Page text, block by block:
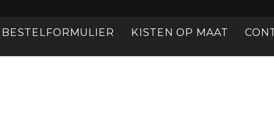
BESTELFORMULIER KISTEN OP MAAT